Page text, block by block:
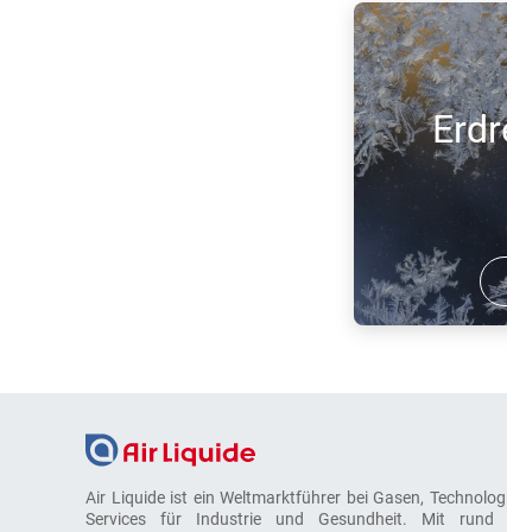
Air Liquide ist ein Weltmarktführer bei Gasen,
Services für Industrie und Gesundheit. Mit rund